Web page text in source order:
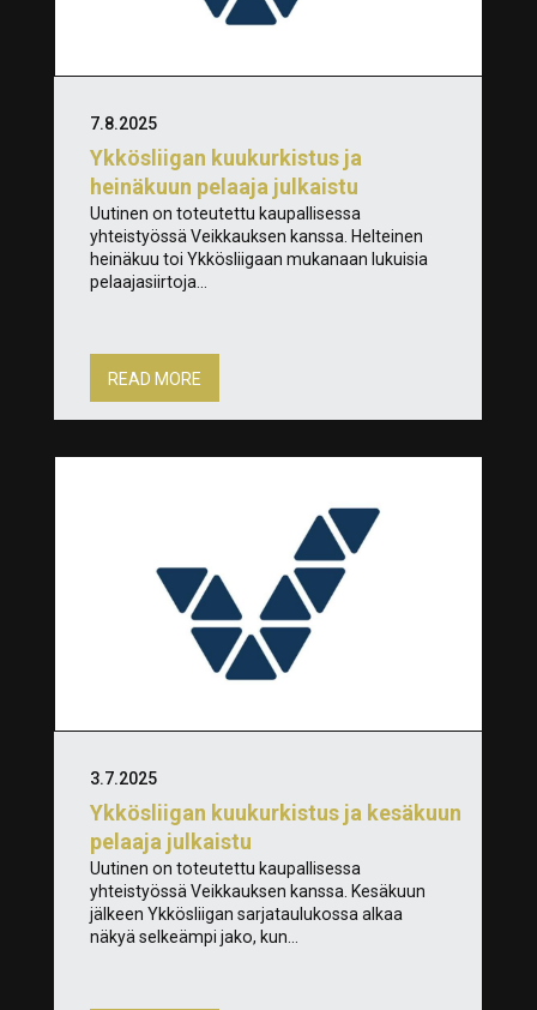
Ykkösliigan kuukurkistus ja
heinäkuun pelaaja julkaistu
7.8.2025
Uutinen on toteutettu kaupallisessa
yhteistyössä Veikkauksen kanssa. Helteinen
heinäkuu toi Ykkösliigaan mukanaan lukuisia
pelaajasiirtoja...
READ MORE
Ykkösliigan kuukurkistus ja kesäkuun
pelaaja julkaistu
3.7.2025
Uutinen on toteutettu kaupallisessa
yhteistyössä Veikkauksen kanssa. Kesäkuun
jälkeen Ykkösliigan sarjataulukossa alkaa
näkyä selkeämpi jako, kun...